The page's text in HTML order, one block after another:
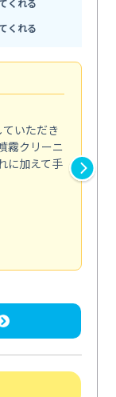
くれる
いただき
霧クリーニ
に加えて手